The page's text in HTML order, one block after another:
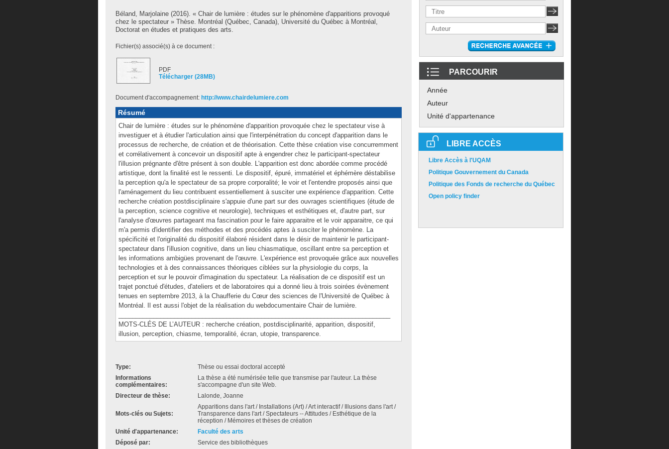
Béland, Marjolaine (2016). « Chair de lumière : études sur le phénomène d'apparitions provoqué
chez le spectateur » Thèse. Montréal (Québec, Canada), Université du Québec à Montréal,
Doctorat en études et pratiques des arts.
Fichier(s) associé(s) à ce document :
PDF
Télécharger (28MB)
Document d'accompagnement: http://www.chairdelumiere.com
Résumé
Chair de lumière : études sur le phénomène d'apparition provoquée chez le spectateur vise à
investiguer et à étudier l'articulation ainsi que l'interpénétration du concept d'apparition dans le
processus de recherche, de création et de théorisation. Cette thèse création vise concurremment
et corrélativement à concevoir un dispositif apte à engendrer chez le participant-spectateur
l'illusion prégnante d'être présent à son double. L'apparition est donc abordée comme procédé
artistique, dont la finalité est le ressenti. Le dispositif, épuré, immatériel et éphémère déstabilise
la perception qu'a le spectateur de sa propre corporalité; le voir et l'entendre proposés ainsi que
l'aménagement du lieu contribuent essentiellement à susciter une expérience d'apparition. Cette
recherche création postdisciplinaire s'appuie d'une part sur des ouvrages scientifiques (étude de
la perception, science cognitive et neurologie), techniques et esthétiques et, d'autre part, sur
l'analyse d'œuvres partageant ma fascination pour le faire apparaitre et le voir apparaitre, ce qui
m'a permis d'identifier des méthodes et des procédés aptes à susciter le phénomène. La
spécificité et l'originalité du dispositif élaboré résident dans le désir de maintenir le participant-
spectateur dans l'illusion cognitive, dans un lieu chiasmatique, oscillant entre sa perception et
les informations ambigües provenant de l'œuvre. L'expérience est provoquée grâce aux nouvelles
technologies et à des connaissances théoriques ciblées sur la physiologie du corps, la
perception et sur le pouvoir d'imagination du spectateur. La réalisation de ce dispositif est un
trajet ponctué d'études, d'ateliers et de laboratoires qui a donné lieu à trois soirées évènement
tenues en septembre 2013, à la Chaufferie du Cœur des sciences de l'Université de Québec à
Montréal. Il est aussi l'objet de la réalisation du webdocumentaire Chair de lumière.
MOTS-CLÉS DE L’AUTEUR : recherche création, postdisciplinarité, apparition, dispositif,
illusion, perception, chiasme, temporalité, écran, utopie, transparence.
Type:
Thèse ou essai doctoral accepté
Informations
complémentaires:
La thèse a été numérisée telle que transmise par l'auteur. La thèse
s'accompagne d'un site Web.
Directeur de thèse:
Lalonde, Joanne
Mots-clés ou Sujets:
Apparitions dans l'art / Installations (Art) / Art interactif / Illusions dans l'art /
Transparence dans l'art / Spectateurs -- Attitudes / Esthétique de la
réception / Mémoires et thèses de création
Unité d'appartenance:
Faculté des arts
Déposé par:
Service des bibliothèques
PARCOURIR
Année
Auteur
Unité d'appartenance
LIBRE ACCÈS
Libre Accès à l'UQAM
Politique Gouvernement du Canada
Politique des Fonds de recherche du Québec
Open policy finder